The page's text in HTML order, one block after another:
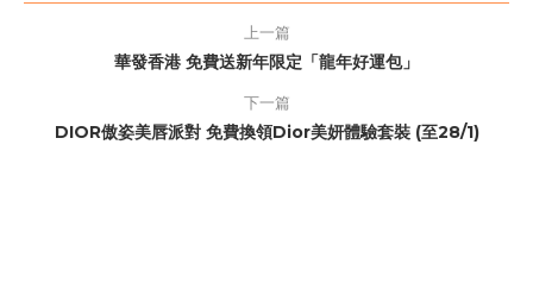
上一篇
華發香港 免費送新年限定「龍年好運包」
下一篇
DIOR傲姿美唇派對 免費換領Dior美妍體驗套裝 (至28/1)